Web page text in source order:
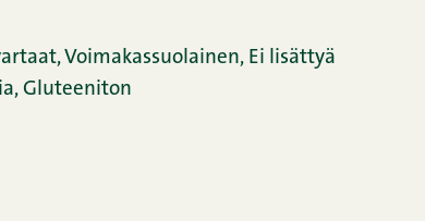
, Voimakassuolainen, Ei lisättyä
,Gluteeniton